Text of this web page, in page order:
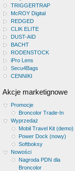
TRIGGERTRAP
McROY Digital
REDGED
CLIK ELITE
DUST-AID
BACHT
RODENSTOCK
iPro Lens
Secu4Bags
CENNIKI
Akcje marketignowe
Promocje
Broncolor Trade-In
Wyprzedaż
Mobil Travel Kit (demo)
Power Dock (nowy)
Softboksy
Nowości
Nagroda PDN dla
Broncolor